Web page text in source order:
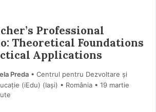
Professional
Theoretical Foundations
Applications
Preda• Centrul pentru Dezvoltare și
(iEdu) (Iaşi) • România
19 martie